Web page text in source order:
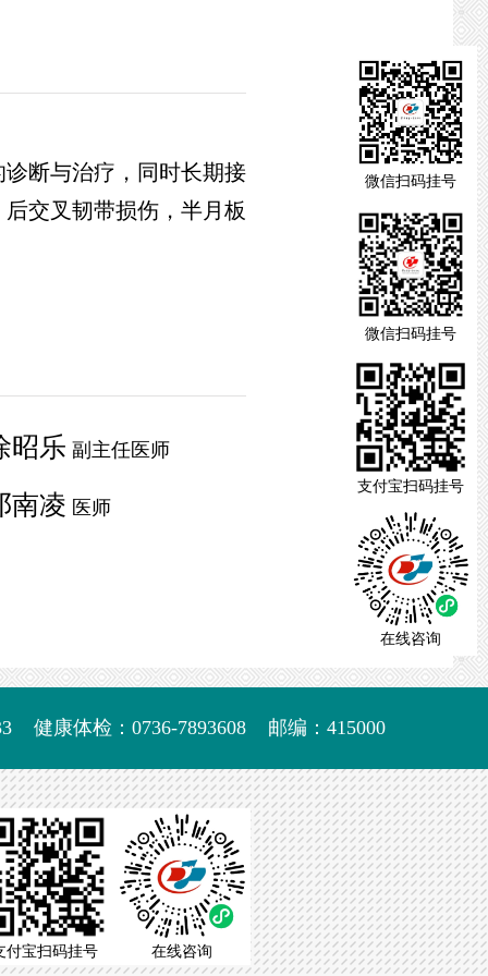
断与治疗，同时长期接
交叉韧带损伤，半月板
昭乐 副主任医师
南凌 医师
健康体检：0736-7893608 邮编：415000
付宝扫码挂号 在线咨询
微信扫码挂号
微信扫码挂号
支付宝扫码挂号
在线咨询